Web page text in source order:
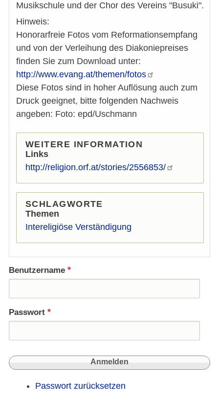
Musikschule und der Chor des Vereins "Busuki".
Hinweis:
Honorarfreie Fotos vom Reformationsempfang
und von der Verleihung des Diakoniepreises
finden Sie zum Download unter:
http://www.evang.at/themen/fotos
Diese Fotos sind in hoher Auflösung auch zum
Druck geeignet, bitte folgenden Nachweis
angeben: Foto: epd/Uschmann
WEITERE INFORMATION
Links
http://religion.orf.at/stories/2556853/
SCHLAGWORTE
Themen
Intereligiöse Verständigung
Benutzername
Passwort
Passwort zurücksetzen